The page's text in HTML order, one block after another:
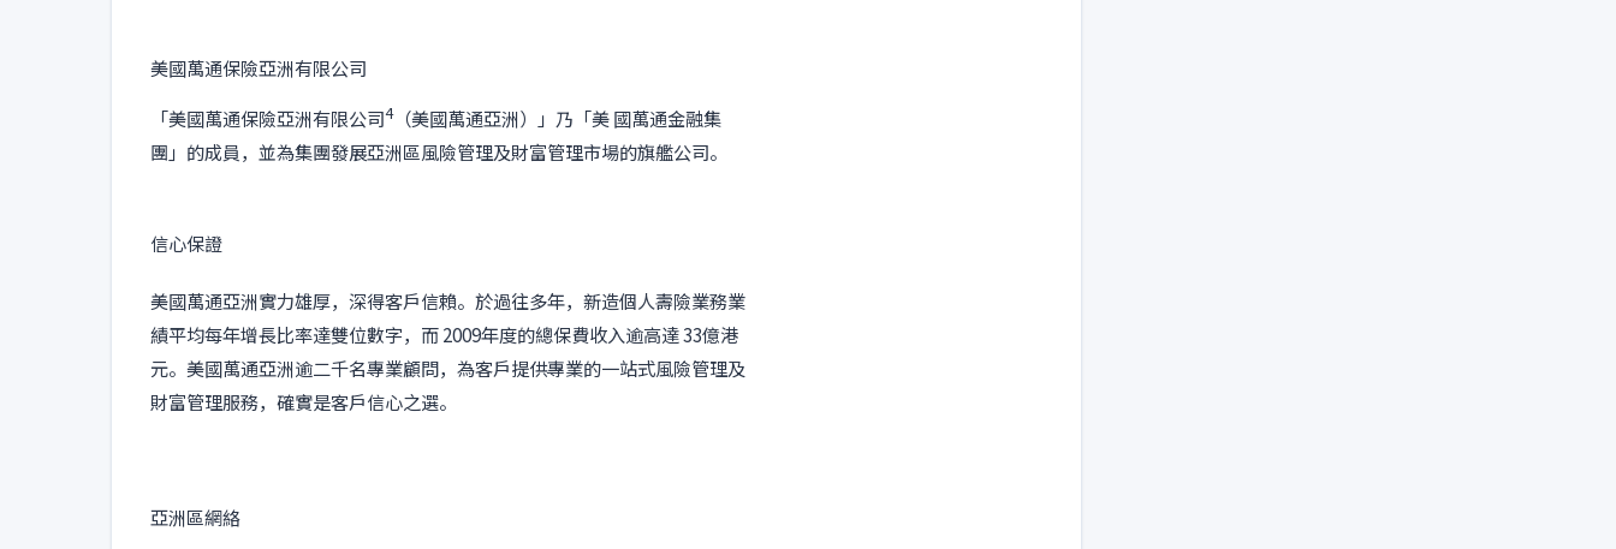
美國萬通保險亞洲有限公司
「美國萬通保險亞洲有限公司4（美國萬通亞洲）」乃「美 國萬通金融集
團」的成員，並為集團發展亞洲區風險管理及財富管理市場的旗艦公司。
信心保證
美國萬通亞洲實力雄厚，深得客戶信賴。於過往多年，新造個人壽險業務業
績平均每年增長比率達雙位數字，而 2009年度的總保費收入逾高達 33億港
元。美國萬通亞洲逾二千名專業顧問，為客戶提供專業的一站式風險管理及
財富管理服務，確實是客戶信心之選。
亞洲區網絡